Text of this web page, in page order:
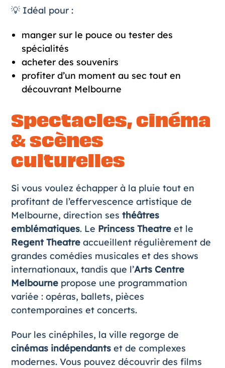
💡 Idéal pour :
manger sur le pouce ou tester des
spécialités
acheter des souvenirs
profiter d’un moment au sec tout en
découvrant Melbourne
Spectacles, cinéma
& scènes
culturelles
Si vous voulez échapper à la pluie tout en
profitant de l’effervescence artistique de
Melbourne, direction ses théâtres
emblématiques. Le Princess Theatreet le
Regent Theatreaccueillent régulièrement de
grandes comédies musicales et des shows
internationaux, tandis que l’Arts Centre
Melbournepropose une programmation
variée : opéras, ballets, pièces
contemporaines et concerts.
Pour les cinéphiles, la ville regorge de
cinémas indépendantset de complexes
modernes. Vous pouvez découvrir des films